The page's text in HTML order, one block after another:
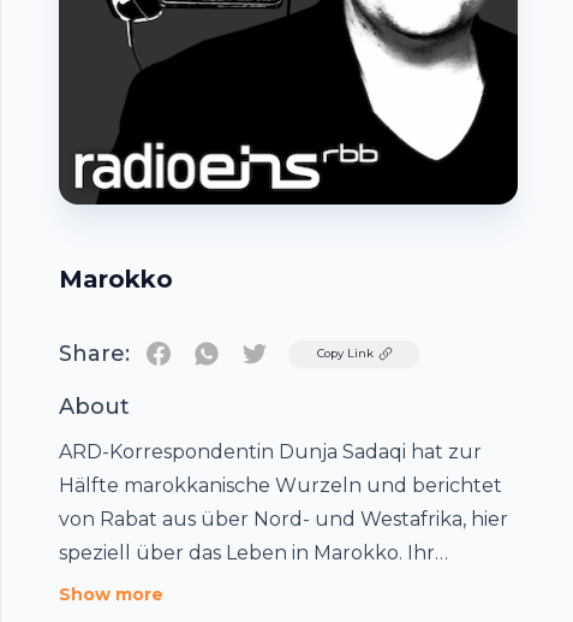
Marokko
Share: TwitterCopy Link
About
ARD-Korrespondentin Dunja Sadaqi hat zur
Hälfte marokkanische Wurzeln und berichtet
von Rabat aus über Nord- und Westafrika, hier
speziell über das Leben in Marokko. Ihr
Berichtsgebiet umfasst 22 Länder, Dunja und
Show more
Footer